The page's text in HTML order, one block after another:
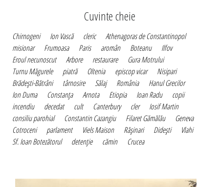
Cuvinte cheie
Chirnogeni Ion Vască cleric
Athenagoras de Constantinopol
misionar
Frumoasa Paris aromân Boteanu
Ilfov
Eroul necunoscut
Arbore restaurare
Gura Motrului
Turnu Măgurele
piatră Oltenia episcop vicar
Nisipari
Brădeşti-Bătrâni
târnosire Sălaj România
Hanul Grecilor
Ion Duma
Constanţa Arnota Etiopia Ioan Radu
copii
incendiu
decedat cult Canterbury cler
Iosif Martin
consiliu parohial
Constantin Cazangiu Filaret Gămălău
Geneva
Cotroceni
parlament Viels Maison Răşinari Dideşti
Vlahi
Sf. Ioan Botezătorul
detenţie cămin Crucea